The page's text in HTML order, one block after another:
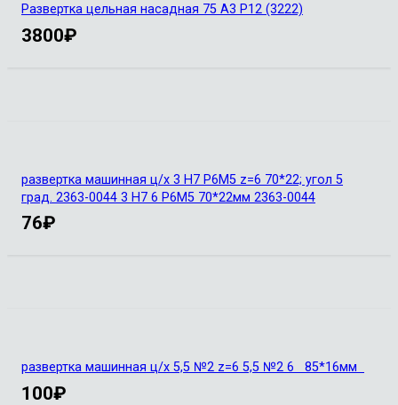
Развертка цельная насадная 75 А3 Р12 (3222)
3800₽
развертка машинная ц/х 3 Н7 Р6М5 z=6 70*22; угол 5
град. 2363-0044 3 Н7 6 Р6М5 70*22мм 2363-0044
76₽
развертка машинная ц/х 5,5 №2 z=6 5,5 №2 6 85*16мм
100₽